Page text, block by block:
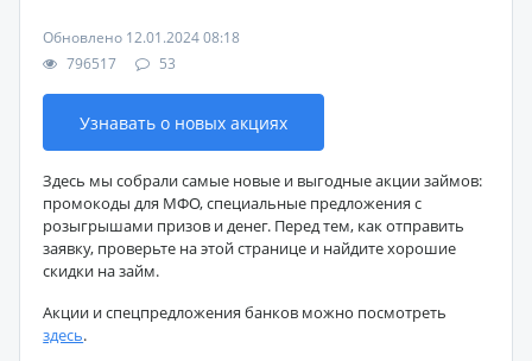
Обновлено 12.01.2024 08:18
796517
53
Узнавать о новых акциях
Здесь мы собрали самые новые и выгодные акции займов:
промокоды для МФО, специальные предложения с
розыгрышами призов и денег. Перед тем, как отправить
заявку, проверьте на этой странице и найдите хорошие
скидки на займ.
Акции и спецпредложения банков можно посмотреть
здесь.